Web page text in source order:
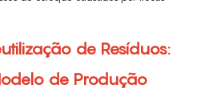
de Resíduos:
de Produção